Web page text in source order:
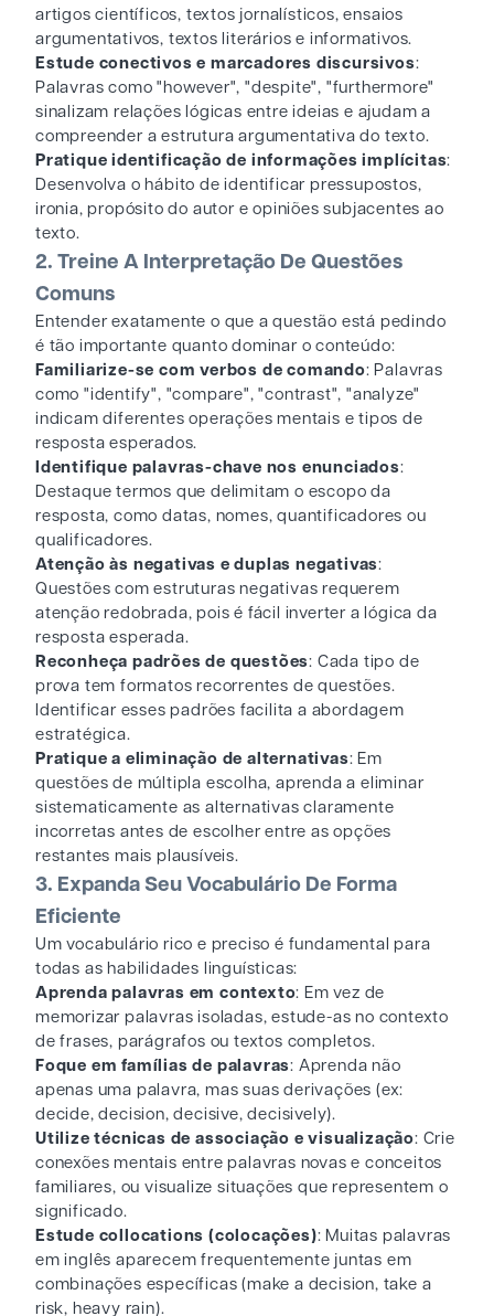
artigos científicos, textos jornalísticos, ensaios
argumentativos, textos literários e informativos.
Estude conectivos e marcadores discursivos:
Palavras como "however", "despite", "furthermore"
sinalizam relações lógicas entre ideias e ajudam a
compreender a estrutura argumentativa do texto.
Pratique identificação de informações implícitas:
Desenvolva o hábito de identificar pressupostos,
ironia, propósito do autor e opiniões subjacentes ao
texto.
2. Treine A Interpretação De Questões
Comuns
Entender exatamente o que a questão está pedindo
é tão importante quanto dominar o conteúdo:
Familiarize-se com verbos de comando: Palavras
como "identify", "compare", "contrast", "analyze"
indicam diferentes operações mentais e tipos de
resposta esperados.
Identifique palavras-chave nos enunciados:
Destaque termos que delimitam o escopo da
resposta, como datas, nomes, quantificadores ou
qualificadores.
Atenção às negativas e duplas negativas:
Questões com estruturas negativas requerem
atenção redobrada, pois é fácil inverter a lógica da
resposta esperada.
Reconheça padrões de questões: Cada tipo de
prova tem formatos recorrentes de questões.
Identificar esses padrões facilita a abordagem
estratégica.
Pratique a eliminação de alternativas: Em
questões de múltipla escolha, aprenda a eliminar
sistematicamente as alternativas claramente
incorretas antes de escolher entre as opções
restantes mais plausíveis.
3. Expanda Seu Vocabulário De Forma
Eficiente
Um vocabulário rico e preciso é fundamental para
todas as habilidades linguísticas:
Aprenda palavras em contexto: Em vez de
memorizar palavras isoladas, estude-as no contexto
de frases, parágrafos ou textos completos.
Foque em famílias de palavras: Aprenda não
apenas uma palavra, mas suas derivações (ex:
decide, decision, decisive, decisively).
Utilize técnicas de associação e visualização: Crie
conexões mentais entre palavras novas e conceitos
familiares, ou visualize situações que representem o
significado.
Estude collocations (colocações): Muitas palavras
em inglês aparecem frequentemente juntas em
combinações específicas (make a decision, take a
risk, heavy rain).